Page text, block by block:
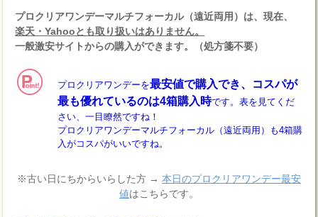
プロクリアワンデーマルチフォーカル（遠近両用）は、現在、
楽天・Yahooとも取り扱いはありません。
一般激安サイトからの購入ができます。（処方箋不要）
プロクリアワンデーを最安値で購入でき、コスパが
最も優れているのは4箱購入時です。表を見てくだ
さい、一目瞭然ですね！
プロクリアワンデーマルチフォーカル（遠近両用）も4箱購
入がコスパがいいですね。
※古い日にちからいらした方 → 本日のプロクリアワンデー最安
値はこちらです。